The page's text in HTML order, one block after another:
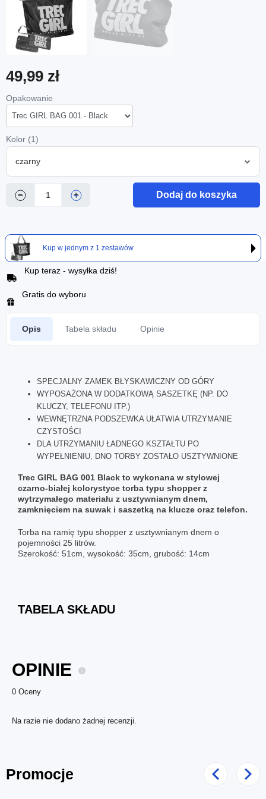
49,99 zł
Opakowanie
Kolor (1)
czarny
− + Dodaj do koszyka
Kup w jednym z 1 zestawów
Kup teraz - wysyłka dziś!
Gratis do wyboru
Opis Tabela składu Opinie
SPECJALNY ZAMEK BŁYSKAWICZNY OD GÓRY
WYPOSAŻONA W DODATKOWĄ SASZETKĘ (NP. DO
KLUCZY, TELEFONU ITP.)
WEWNĘTRZNA PODSZEWKA UŁATWIA UTRZYMANIE
CZYSTOŚCI
DLA UTRZYMANIU ŁADNEGO KSZTAŁTU PO
WYPEŁNIENIU, DNO TORBY ZOSTAŁO USZTYWNIONE
Trec GIRL BAG 001 Black to wykonana w stylowej
czarno-białej kolorystyce torba typu shopper z
wytrzymałego materiału z usztywnianym dnem,
zamknięciem na suwak i saszetką na klucze oraz telefon.
Torba na ramię typu shopper z usztywnianym dnem o
pojemności 25 litrów.
Szerokość: 51cm, wysokość: 35cm, grubość: 14cm
TABELA SKŁADU
OPINIE
0 Oceny
Na razie nie dodano żadnej recenzji.
Promocje Poprzedni